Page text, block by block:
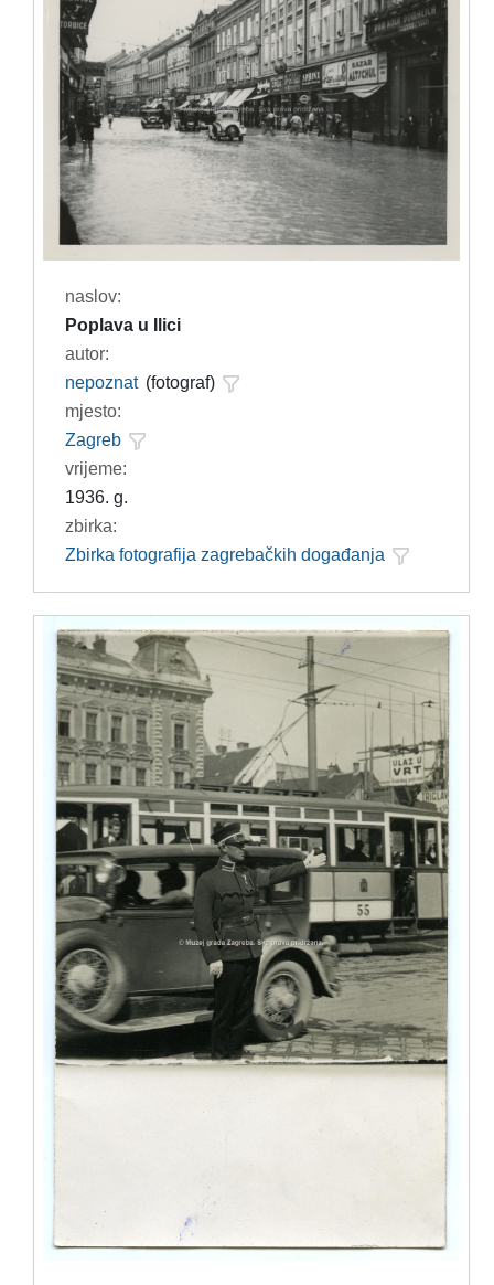
naslov:
Poplava u Ilici
autor:
nepoznat (fotograf)
mjesto:
Zagreb
vrijeme:
1936. g.
zbirka:
Zbirka fotografija zagrebačkih događanja